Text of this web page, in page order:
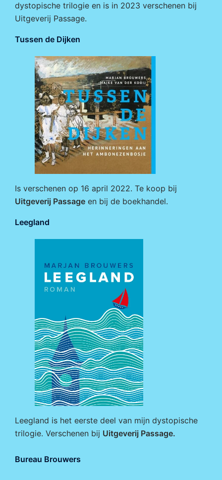
dystopische trilogie en is in 2023 verschenen bij
Uitgeverij Passage.
Tussen de Dijken
Is verschenen op 16 april 2022. Te koop bij
Uitgeverij Passage en bij de boekhandel.
Leegland
Leegland is het eerste deel van mijn dystopische
trilogie. Verschenen bij Uitgeverij Passage.
Bureau Brouwers